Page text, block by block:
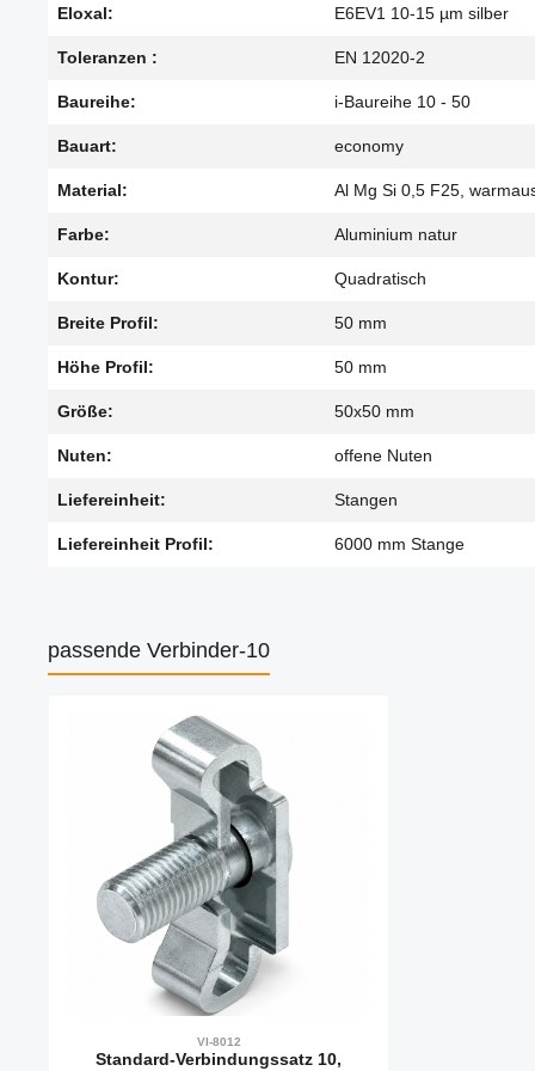
Eloxal: E6EV1 10-15 µm silber
Toleranzen : EN 12020-2
Baureihe: i-Baureihe 10 - 50
Bauart: economy
Material: Al Mg Si 0,5 F25,
Farbe: Aluminium natur
Kontur: Quadratisch
Breite Profil: 50 mm
Höhe Profil: 50 mm
Größe: 50x50 mm
Nuten: offene Nuten
Liefereinheit: Stangen
Liefereinheit Profil: 6000 mm Stange
passende Verbinder-10
VI-8012
Standard-Verbindungssatz 10,